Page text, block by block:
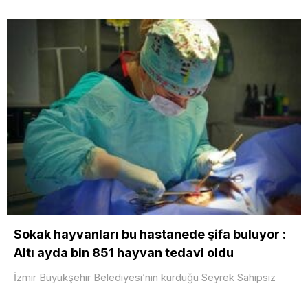
Sokak hayvanları bu hastanede şifa buluyor :
Altı ayda bin 851 hayvan tedavi oldu
İzmir Büyükşehir Belediyesi’nin kurduğu Seyrek Sahipsiz